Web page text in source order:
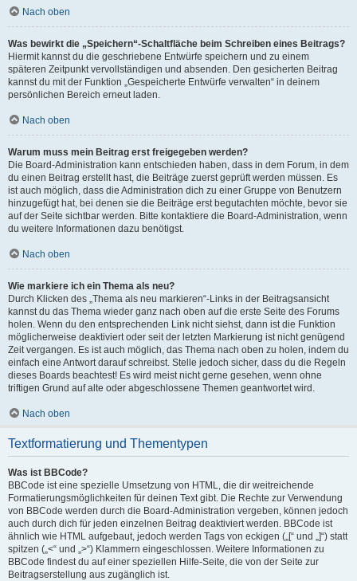
Nach oben
Was bewirkt die „Speichern“-Schaltfläche beim Schreiben eines Beitrags?
Hiermit kannst du die geschriebene Entwürfe speichern und zu einem
späteren Zeitpunkt vervollständigen und absenden. Den gesicherten Beitrag
kannst du mit der Funktion „Gespeicherte Entwürfe verwalten“ in deinem
persönlichen Bereich erneut laden.
Nach oben
Warum muss mein Beitrag erst freigegeben werden?
Die Board-Administration kann entschieden haben, dass in dem Forum, in dem
du einen Beitrag erstellt hast, die Beiträge zuerst geprüft werden müssen. Es
ist auch möglich, dass die Administration dich zu einer Gruppe von Benutzern
hinzugefügt hat, bei denen sie die Beiträge erst begutachten möchte, bevor sie
auf der Seite sichtbar werden. Bitte kontaktiere die Board-Administration, wenn
du weitere Informationen dazu benötigst.
Nach oben
Wie markiere ich ein Thema als neu?
Durch Klicken des „Thema als neu markieren“-Links in der Beitragsansicht
kannst du das Thema wieder ganz nach oben auf die erste Seite des Forums
holen. Wenn du den entsprechenden Link nicht siehst, dann ist die Funktion
möglicherweise deaktiviert oder seit der letzten Markierung ist nicht genügend
Zeit vergangen. Es ist auch möglich, das Thema nach oben zu holen, indem du
einfach eine Antwort darauf schreibst. Stelle jedoch sicher, dass du die Regeln
dieses Boards beachtest! Es wird meist nicht gerne gesehen, wenn ohne
triftigen Grund auf alte oder abgeschlossene Themen geantwortet wird.
Nach oben
Textformatierung und Thementypen
Was ist BBCode?
BBCode ist eine spezielle Umsetzung von HTML, die dir weitreichende
Formatierungsmöglichkeiten für deinen Text gibt. Die Rechte zur Verwendung
von BBCode werden durch die Board-Administration vergeben, können jedoch
auch durch dich für jeden einzelnen Beitrag deaktiviert werden. BBCode ist
ähnlich wie HTML aufgebaut, jedoch werden Tags von eckigen („[“ und „]“) statt
spitzen („<“ und „>“) Klammern eingeschlossen. Weitere Informationen zu
BBCode findest du auf einer speziellen Hilfe-Seite, die von der Seite zur
Beitragserstellung aus zugänglich ist.